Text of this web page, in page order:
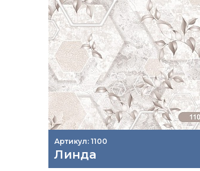
Артикул: 1100
Линда